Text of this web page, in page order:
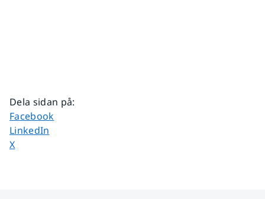
Dela sidan på:
Dela sidan på
Facebook
Dela sidan på
LinkedIn
Dela sidan på
X